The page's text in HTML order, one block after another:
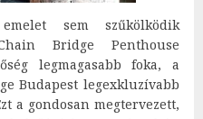
sem szűkölködik
Bridge Penthouse
legmagasabb foka, a
Budapest legexkluzívabb
a gondosan megtervezett,